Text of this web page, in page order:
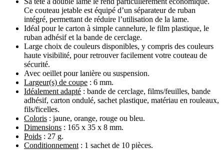
Ce couteau jetable est équipé d’un séparateur de ruban
intégré, permettant de réduire l’utilisation de la lame.
Idéal pour le carton à simple cannelure, le film plastique, le
ruban adhésif et la bande de cerclage.
Large choix de couleurs disponibles, y compris des couleurs
haute visibilité, pour retrouver facilement votre couteau de
sécurité.
Avec oeillet pour lanière ou suspension.
Largeur(s) de coupe : 6 mm.
Idéalement adapté : bande de cerclage, films/feuilles, bande
adhésif, carton ondulé, sachet plastique, matériau en rouleaux,
fils/ficelles.
Coloris : jaune, orange, rouge ou bleu.
Dimensions : 165 x 35 x 8 mm.
Poids : 27 g.
Conditionnement : 1 sachet de 10 pièces.